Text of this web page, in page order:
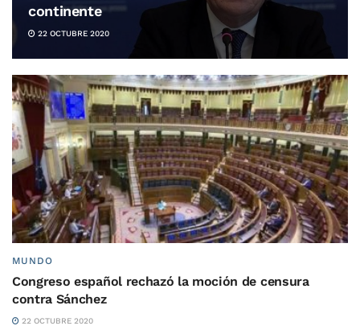
continente
22 OCTUBRE 2020
MUNDO
Congreso español rechazó la moción de censura
contra Sánchez
22 OCTUBRE 2020